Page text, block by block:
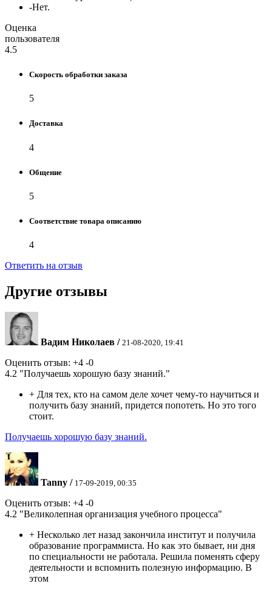
-Нет.
Оценка
пользователя
4.5
Скорость обработки заказа
5
Доставка
4
Общение
5
Соответствие товара описанию
4
Ответить на отзыв
Другие отзывы
Вадим Николаев / 21-08-2020, 19:41
Оценить отзыв: +4 -0
4.2 "Получаешь хорошую базу знаний."
+ Для тех, кто на самом деле хочет чему-то научиться и
получить базу знаний, придется попотеть. Но это того
стоит.
Получаешь хорошую базу знаний.
Tanny / 17-09-2019, 00:35
Оценить отзыв: +4 -0
4.2 "Великолепная организация учебного процесса"
+ Несколько лет назад закончила институт и получила
образование программиста. Но как это бывает, ни дня
по специальности не работала. Решила поменять сферу
деятельности и вспомнить полезную информацию. В
этом